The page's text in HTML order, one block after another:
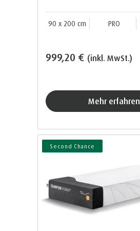
90 x 200 cm PRO
999,20 € (inkl. MwSt.)
Mehr erfahren
Second Chance